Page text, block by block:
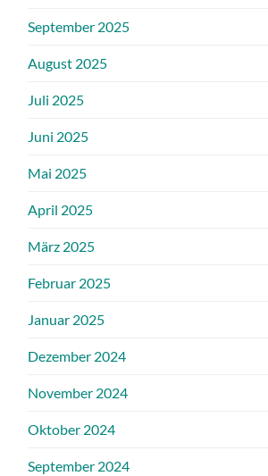
September 2025
August 2025
Juli 2025
Juni 2025
Mai 2025
April 2025
März 2025
Februar 2025
Januar 2025
Dezember 2024
November 2024
Oktober 2024
September 2024